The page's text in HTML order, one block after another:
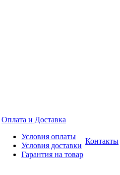
Оплата и Доставка
Условия оплаты
Условия доставки
Гарантия на товар
Контакты